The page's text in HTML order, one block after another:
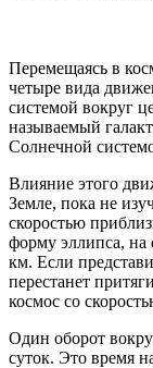
Перемещаясь в
четыре вида
системой вокруг
называемый
Солнечной
Влияние этого
Земле, пока не
скоростью
форму эллипса, на
км. Если
перестанет
космос со
Один оборот
суток. Это время